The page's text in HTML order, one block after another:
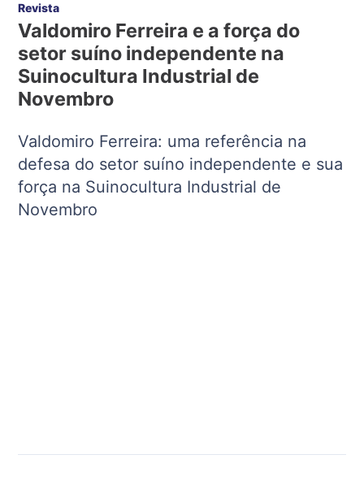
Revista
Valdomiro Ferreira e a força do
setor suíno independente na
Suinocultura Industrial de
Novembro
Valdomiro Ferreira: uma referência na
defesa do setor suíno independente e sua
força na Suinocultura Industrial de
Novembro